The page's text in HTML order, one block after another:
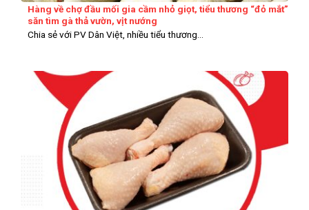
Hàng về chợ đầu mối gia cầm nhỏ giọt, tiểu thương “đỏ mắt”
săn tìm gà thả vườn, vịt nướng
Chia sẻ với PV Dân Việt, nhiều tiểu thương...